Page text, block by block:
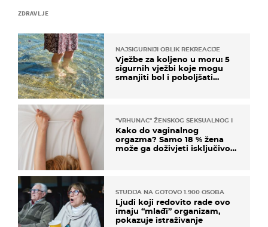
ZDRAVLJE
NAJSIGURNIJI OBLIK REKREACIJE
Vježbe za koljeno u moru: 5
sigurnih vježbi koje mogu
smanjiti bol i poboljšati
"VRHUNAC" ŽENSKOG SEKSUALNOG ISKUSTVA
Kako do vaginalnog
orgazma? Samo 18 % žena
može ga doživjeti isključivo
STUDIJA NA GOTOVO 1.900 OSOBA
Ljudi koji redovito rade ovo
imaju “mlađi” organizam,
pokazuje istraživanje